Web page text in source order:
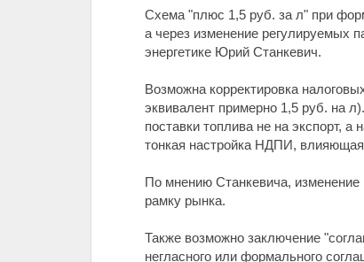
Схема "плюс 1,5 руб. за л" при
а через изменение регулируемых
энергетике Юрий Станкевич.
Возможна корректировка
эквивалент примерно 1,5 руб. на
поставки топлива не на экспорт,
тонкая настройка НДПИ, влияющая
По мнению Станкевича,
рамку рынка.
Также возможно заключение
негласного или формального